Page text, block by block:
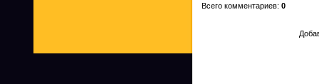
Всего комментариев: 0